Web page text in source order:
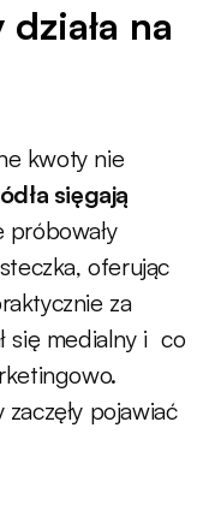
na
kwoty nie
sięgają
próbowały
oferując
za
się medialny i co
pojawiać